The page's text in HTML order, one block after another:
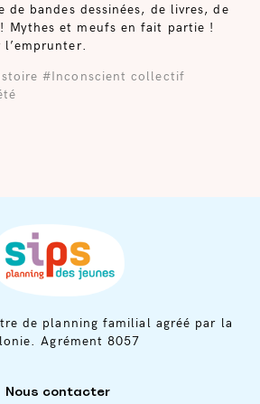
de bandes dessinées, de livres, de
Mythes et meufs en fait partie !
l’emprunter.
#Inconscient collectif
de planning familial agréé par la
Agrément 8057
Nous contacter